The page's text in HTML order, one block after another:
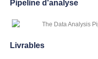
Pipeline d'analyse
Livrables